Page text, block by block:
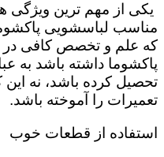
یکی از مهم ترین ویژگی
مناسب لباسشویی
که علم و تخصص کافی در
پاکشوما داشته باشد به
تحصیل کرده باشد، نه
تعمیرات را آموخته باشد.
استفاده از قطعات خوب